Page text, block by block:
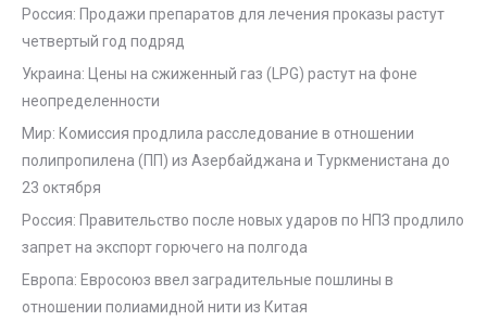
Россия: Продажи препаратов для лечения проказы растут
четвертый год подряд
Украина: Цены на сжиженный газ (LPG) растут на фоне
неопределенности
Мир: Комиссия продлила расследование в отношении
полипропилена (ПП) из Азербайджана и Туркменистана до
23 октября
Россия: Правительство после новых ударов по НПЗ продлило
запрет на экспорт горючего на полгода
Европа: Евросоюз ввел заградительные пошлины в
отношении полиамидной нити из Китая